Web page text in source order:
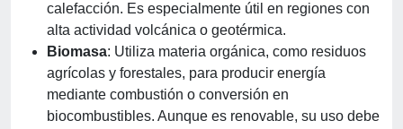
calefacción. Es especialmente útil en regiones con
alta actividad volcánica o geotérmica.
Biomasa: Utiliza materia orgánica, como residuos
agrícolas y forestales, para producir energía
mediante combustión o conversión en
biocombustibles. Aunque es renovable, su uso debe